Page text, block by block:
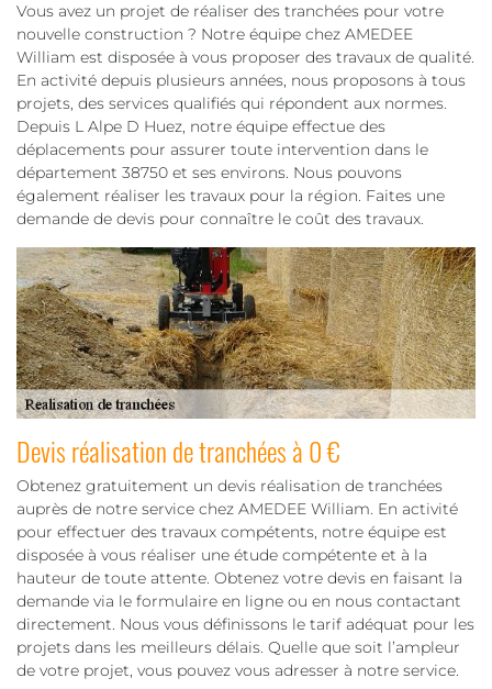
Vous avez un projet de réaliser des tranchées pour votre
nouvelle construction ? Notre équipe chez AMEDEE
William est disposée à vous proposer des travaux de qualité.
En activité depuis plusieurs années, nous proposons à tous
projets, des services qualifiés qui répondent aux normes.
Depuis L Alpe D Huez, notre équipe effectue des
déplacements pour assurer toute intervention dans le
département 38750 et ses environs. Nous pouvons
également réaliser les travaux pour la région. Faites une
demande de devis pour connaître le coût des travaux.
Devis réalisation de tranchées à 0 €
Obtenez gratuitement un devis réalisation de tranchées
auprès de notre service chez AMEDEE William. En activité
pour effectuer des travaux compétents, notre équipe est
disposée à vous réaliser une étude compétente et à la
hauteur de toute attente. Obtenez votre devis en faisant la
demande via le formulaire en ligne ou en nous contactant
directement. Nous vous définissons le tarif adéquat pour les
projets dans les meilleurs délais. Quelle que soit l’ampleur
de votre projet, vous pouvez vous adresser à notre service.